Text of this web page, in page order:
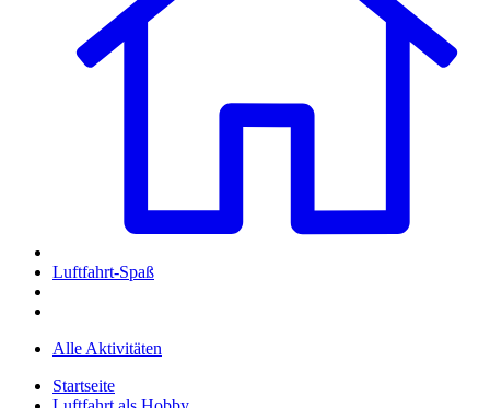
Luftfahrt-Spaß
Alle Aktivitäten
Startseite